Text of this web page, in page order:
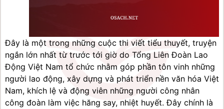
Đây là một trong những cuộc thi viết tiểu thuyết, truyện
ngắn lớn nhất từ trước tới giờ do Tổng Liên Đoàn Lao
Động Việt Nam tổ chức nhằm góp phần tôn vinh những
người lao động, xây dựng và phát triển nền văn hóa Việt
Nam, khích lệ và động viên những người công nhân
công đoàn làm việc hăng say, nhiệt huyết. Đây chính là